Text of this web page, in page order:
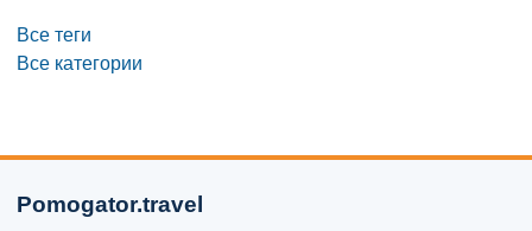
Все теги
Все категории
Pomogator.travel